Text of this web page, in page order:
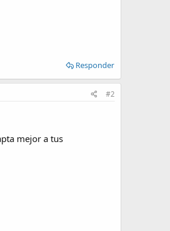
Responder
#2
mejor a tus